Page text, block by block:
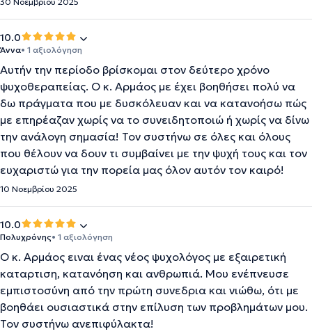
10.0
Άννα• 1 αξιολόγηση
Αυτήν την περίοδο βρίσκομαι στον δεύτερο χρόνο
ψυχοθεραπείας. Ο κ. Αρμάος με έχει βοηθήσει πολύ να
δω πράγματα που με δυσκόλευαν και να κατανοήσω πώς
με επηρέαζαν χωρίς να το συνειδητοποιώ ή χωρίς να δίνω
την ανάλογη σημασία! Τον συστήνω σε όλες και όλους
που θέλουν να δουν τι συμβαίνει με την ψυχή τους και τον
ευχαριστώ για την πορεία μας όλον αυτόν τον καιρό!
10 Νοεμβρίου 2025
10.0
Πολυχρόνης• 1 αξιολόγηση
Ο κ. Αρμάος ειναι ένας νέος ψυχολόγος με εξαιρετική
καταρτιση, κατανόηση και ανθρωπιά. Μου ενέπνευσε
εμπιστοσύνη από την πρώτη συνεδρια και νιώθω, ότι με
βοηθάει ουσιαστικά στην επίλυση των προβλημάτων μου.
Τον συστήνω ανεπιφύλακτα!